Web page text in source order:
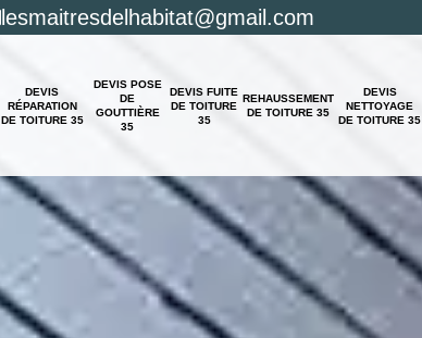
lesmaitresdelhabitat@gmail.com
DEVIS
RÉPARATION
DE TOITURE 35
DEVIS POSE
DE
GOUTTIÈRE
35
DEVIS FUITE
DE TOITURE
35
REHAUSSEMENT
DE TOITURE 35
DEVIS
NETTOYAGE
DE TOITURE 35